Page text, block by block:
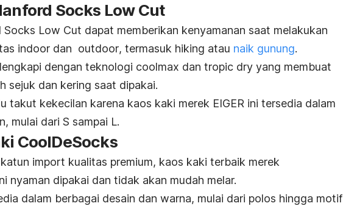
Socks Low Cut
Socks Low Cut dapat memberikan kenyamanan saat melakukan
indoor dan outdoor, termasuk hiking atau naik gunung.
dengan teknologi coolmax dan tropic dry yang membuat
sejuk dan kering saat dipakai.
takut kekecilan karena kaos kaki merek EIGER ini tersedia dalam
mulai dari S sampai L.
CoolDeSocks
import kualitas premium, kaos kaki terbaik merek
nyaman dipakai dan tidak akan mudah melar.
dalam berbagai desain dan warna, mulai dari polos hingga motif